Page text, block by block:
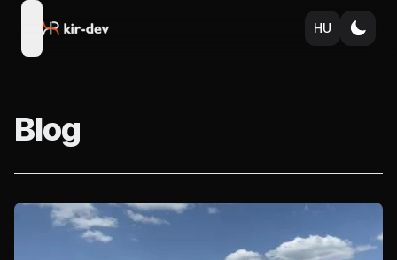
open navigation menu
HU
Blog